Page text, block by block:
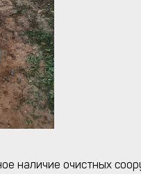
наличие очистных